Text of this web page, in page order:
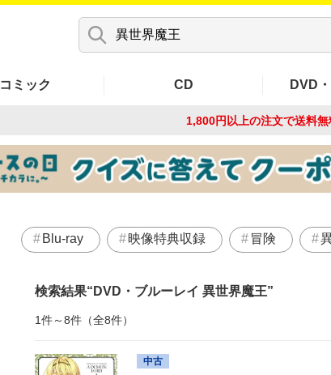
コミック CD DVD
1,800円以上の注文で送料無
Blu-ray 映像特典収録 冒険
検索結果 DVD・ブルーレイ 異世界魔王
1件～8件（全8件）
中古